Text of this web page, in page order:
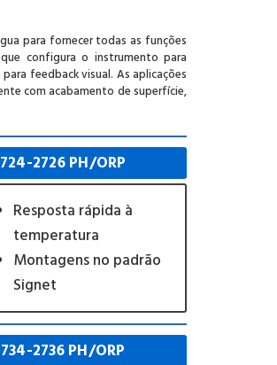
para fornecer todas as funções
configura o instrumento para
feedback visual. As aplicações
com acabamento de superfície,
2726 PH/ORP
Resposta rápida à
temperatura
Montagens no padrão
Signet
2736 PH/ORP